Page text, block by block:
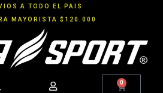
A TODO EL PAIS
MAYORISTA $120.000
0 Cart